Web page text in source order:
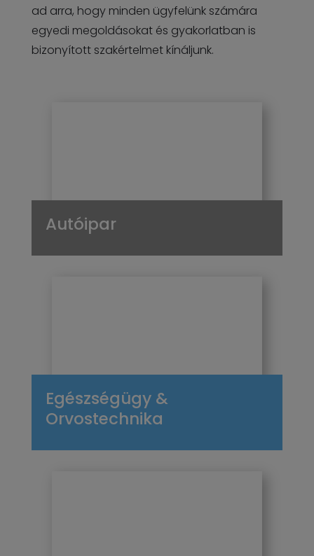
ad arra, hogy minden ügyfelünk számára
egyedi megoldásokat és gyakorlatban is
bizonyított szakértelmet kínáljunk.
Autóipar
Egészségügy &
Orvostechnika